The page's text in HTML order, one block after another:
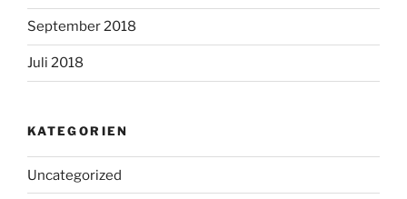
September 2018
Juli 2018
KATEGORIEN
Uncategorized